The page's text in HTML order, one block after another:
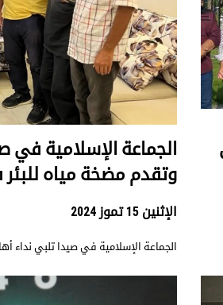
الجماعة الإسلامية
وتقدم مضخة مياه
الإثنين 15 تموز 2024
الجماعة الإسلامية في صيدا تلبي